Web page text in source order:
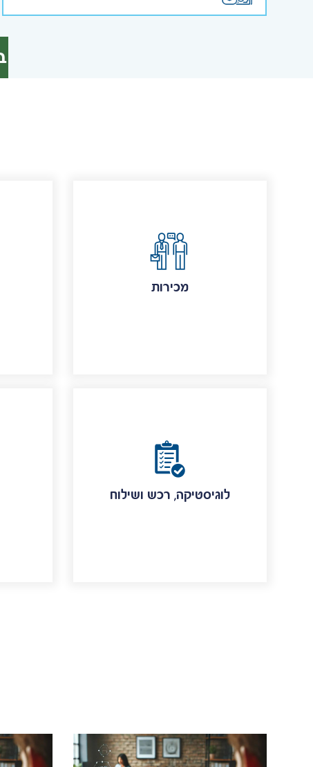
מכירות
לוגיסטיקה, רכש ושילוח